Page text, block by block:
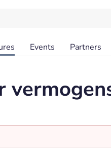
Events Partners